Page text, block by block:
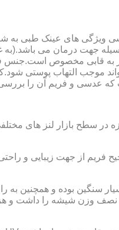
ویژگی های عینک طبی به
جهت درمان می باشد.(به
به قابی مخصوص
موجب التهاب پوستی
عدسی و فریم آن را بررسی
در سطح بازار لنز های
فریم از جهت زیبایی و
وزن شیشه را داشت و